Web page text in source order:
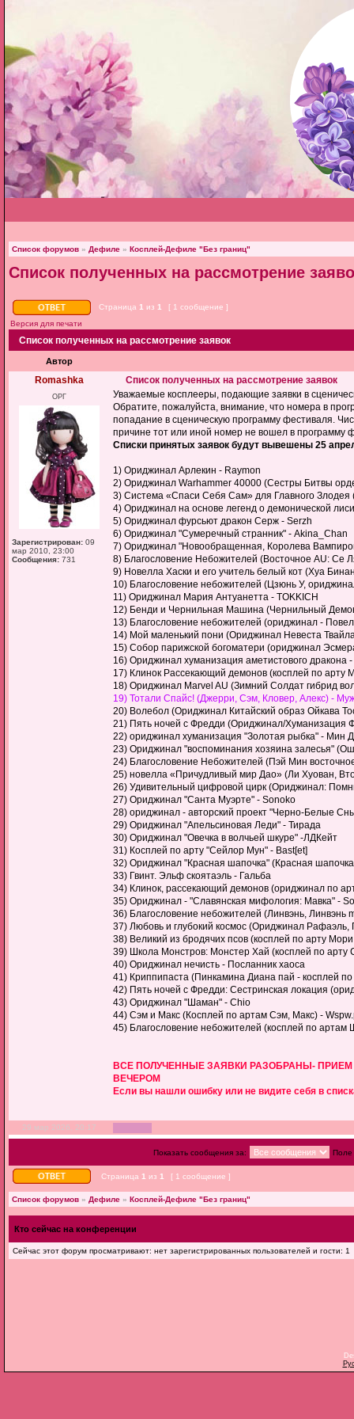
Список форумов » Дефиле » Косплей-Дефиле "Без границ"
Список полученных на рассмотрение
Страница 1 из 1
[ 1 сообщение ]
Версия для печати
Список полученных на рассмотрение заявок
Автор
Romashka
ОРГ
Зарегистрирован: 09
мар 2010, 23:00
Сообщения: 731
Список полученных на рассмотрение заявок
Уважаемые косплееры, подающие заявки в
Обратите, пожалуйста, внимание, что номера в
попадание в сценическую программу фестиваля.
причине тот или иной номер не вошел в программу
Списки принятых заявок будут вывешены 25
1) Ориджинал Арлекин - Raymon
2) Ориджинал Warhammer 40000 (Сестры Битвы
3) Система «Спаси Себя Сам» для Главного
4) Ориджинал на основе легенд о демонической
5) Ориджинал фурсьют дракон Серж - Serzh
6) Ориджинал "Сумеречный странник" - Akina_Chan
7) Ориджинал "Новообращенная, Королева
8) Благословение Небожителей (Восточное AU: Се
9) Новелла Хаски и его учитель белый кот (Хуа
10) Благословение небожителей (Цзюнь У,
11) Ориджинал Мария Антуанетта - TOKKICH
12) Бенди и Чернильная Машина (Чернильный
13) Благословение небожителей (ориджинал -
14) Мой маленький пони (Ориджинал Невеста
15) Собор парижской богоматери (ориджинал
16) Ориджинал хуманизация аметистового дракона
17) Клинок Рассекающий демонов (косплей по арту
18) Ориджинал Marvel AU (Зимний Солдат гибрид
19) Тотали Спайс! (Джерри, Сэм, Кловер, Алекс) -
20) Волебол (Ориджинал Китайский образ Ойкава
21) Пять ночей с Фредди (Ориджинал/Хуманизация
22) ориджинал хуманизация "Золотая рыбка" - Мин
23) Ориджинал "воспоминания хозяина залесья"
24) Благословение Небожителей (Пэй Мин
25) новелла «Причудливый мир Дао» (Ли Хуован,
26) Удивительный цифровой цирк (Ориджинал:
27) Ориджинал "Санта Муэрте" - Sonoko
28) ориджинал - авторский проект "Черно-Белые
29) Ориджинал "Апельсиновая Леди" - Тирада
30) Ориджинал "Овечка в волчьей шкуре" -ЛДКейт
31) Косплей по арту "Сейлор Мун" - Bast[et]
32) Ориджинал "Красная шапочка" (Красная
33) Гвинт. Эльф скоятаэль - Гальба
34) Клинок, рассекающий демонов (ориджинал по
35) Ориджинал - "Славянская мифология: Мавка" -
36) Благословение небожителей (Линвэнь, Линвэнь
37) Любовь и глубокий космос (Ориджинал Рафаэль,
38) Великий из бродячих псов (косплей по арту
39) Школа Монстров: Монстер Хай (косплей по арту
40) Ориджинал нечисть - Посланник хаоса
41) Криппипаста (Пинкамина Диана пай - косплей
42) Пять ночей с Фредди: Сестринская локация
43) Ориджинал "Шаман" - Chio
44) Сэм и Макс (Косплей по артам Сэм, Макс) -
45) Благословение небожителей (косплей по
ВСЕ ПОЛУЧЕННЫЕ ЗАЯВКИ РАЗОБРАНЫ- ПРИЕМ
ВЕЧЕРОМ
Если вы нашли ошибку или не видите себя в
29 мар 2026, 20:17
Показать сообщения за: Поле
Страница 1 из 1 [ 1 сообщение ]
Список форумов » Дефиле » Косплей-Дефиле "Без границ"
Кто сейчас на конференции
Сейчас этот форум просматривают: нет зарегистрированных пользователей и гости: 1